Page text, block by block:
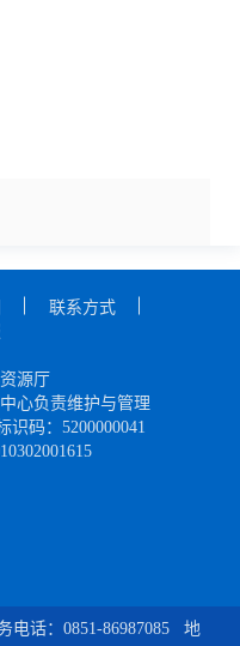
联系方式
源厅
心负责维护与管理
识码：5200000041
话：0851-86987085 地